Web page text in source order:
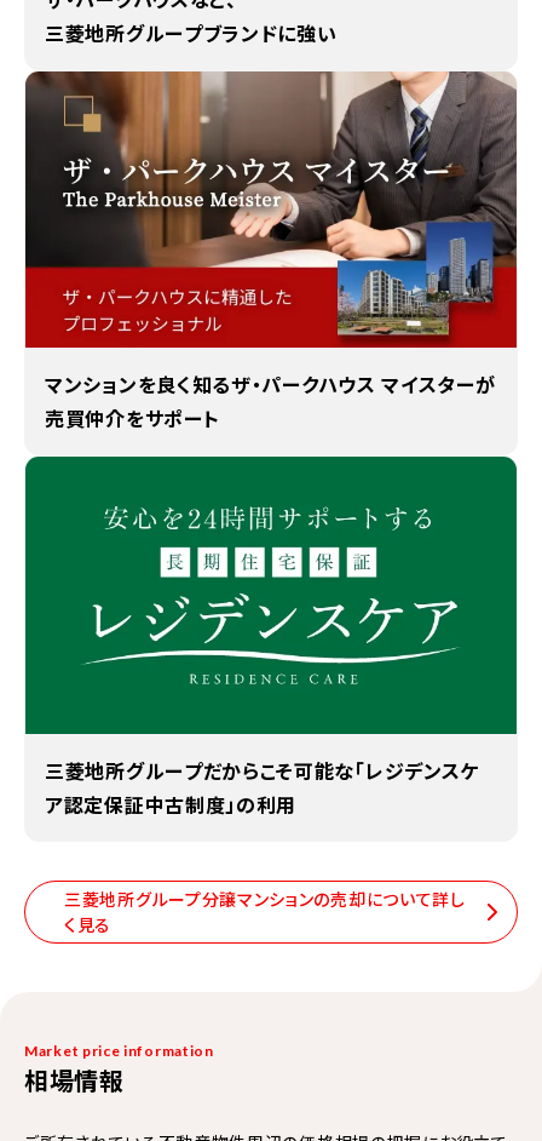
三菱地所グループブランドに強い
マンションを良く知るザ・パークハウス マイスターが
売買仲介をサポート
三菱地所グループだからこそ可能な「レジデンスケ
ア認定保証中古制度」の利用
三菱地所グループ分譲マンションの売却について詳し
く見る
Market price information
相場情報